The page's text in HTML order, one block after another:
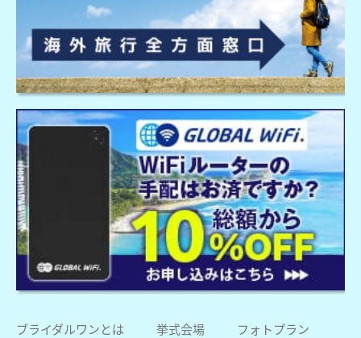
ブライダルワンとは 挙式会場
フォトプラン